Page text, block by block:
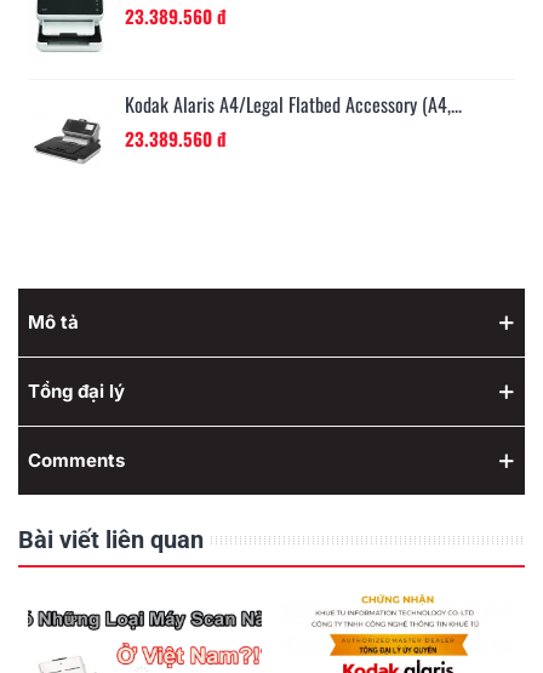
23.389.560 đ
Kodak Alaris A4/Legal Flatbed Accessory (A4,...
23.389.560 đ
Mô tả
Tổng đại lý
Comments
Bài viết liên quan